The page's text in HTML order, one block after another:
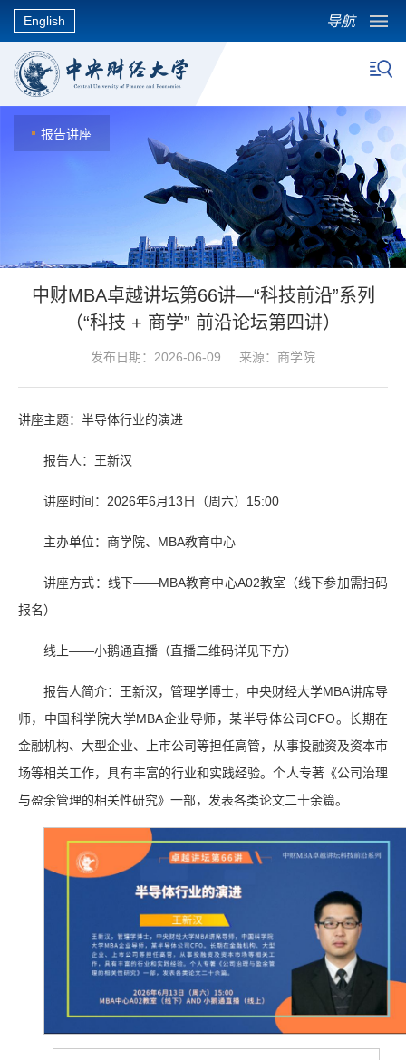
English 导航
报告讲座
中财MBA卓越讲坛第66讲—“科技前沿”系列
（“科技 + 商学” 前沿论坛第四讲）
发布日期：2026-06-09 来源：商学院
讲座主题：半导体行业的演进
报告人：王新汉
讲座时间：2026年6月13日（周六）15:00
主办单位：商学院、MBA教育中心
讲座方式：线下——MBA教育中心A02教室（线下参加需扫码
报名）
线上——小鹅通直播（直播二维码详见下方）
报告人简介：王新汉，管理学博士，中央财经大学MBA讲席导
师，中国科学院大学MBA企业导师，某半导体公司CFO。长期在
金融机构、大型企业、上市公司等担任高管，从事投融资及资本市
场等相关工作，具有丰富的行业和实践经验。个人专著《公司治理
与盈余管理的相关性研究》一部，发表各类论文二十余篇。